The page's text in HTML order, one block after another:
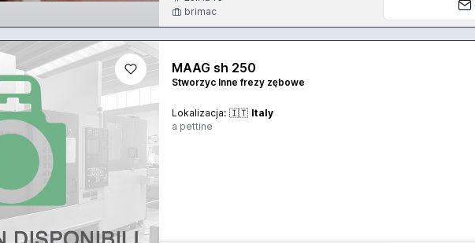
brimac
MAAG sh 250
Stworzyc Inne frezy zębowe
Lokalizacja: 🇮🇹 Italy
a pettine